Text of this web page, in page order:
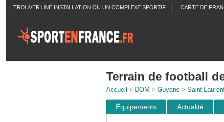
TROUVER UNE INSTALLATION OU UN COMPLEXE SPORTIF CARTE DE
Terrain de football
Accueil > DOM > Guyane> Saint-
Équipements Actualité